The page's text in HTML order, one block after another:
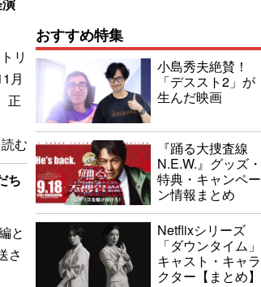
リ
月
正
む
ち
と
さ
おすすめ特集
小島秀夫絶賛！
「デススト2」が
生んだ映画
『踊る大捜査線
N.E.W.』グッズ・
特典・キャンペー
ン情報まとめ
Netflixシリーズ
「ダウンタイム」
キャスト・キャラ
クター【まとめ】